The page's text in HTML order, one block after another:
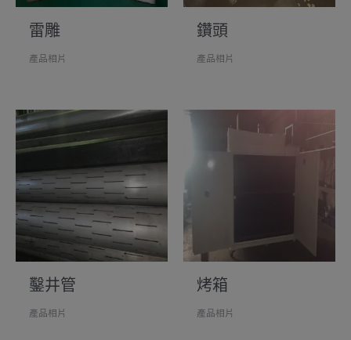
雷雕
產品相片
鑽頭
產品相片
鑿井管
產品相片
烤箱
產品相片